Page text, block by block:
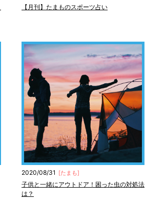
【月刊】たまものスポーツ占い
2020/08/31 [たまも]
子供と一緒にアウトドア！困った虫の対処法
は？